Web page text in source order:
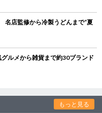
店監修から冷製うどんまで“夏
ルメから雑貨まで約30ブランド
もっと見る